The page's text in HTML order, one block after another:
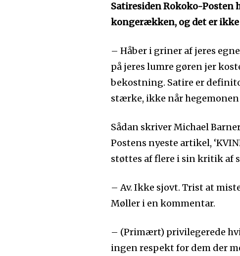
Satiresiden Rokoko-Posten
kongerækken, og det er ikke
– Håber i griner af jeres
på jeres lumre gøren jer
bekostning. Satire er
stærke, ikke når
Sådan skriver Michael
Postens nyeste artikel,
støttes af flere i sin kritik af
– Av. Ikke sjovt. Trist at
Møller i en kommentar.
– (Primært) privilegerede
ingen respekt for dem der